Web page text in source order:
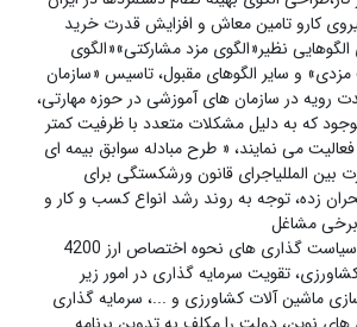
کارو تامین معاش و افزایش قدرت خرید
الگوهایی نظیر«الگوی مزد مشارکتی»«الگوی
و سایر الگوهای مقبول، تاسیس «سازمان
رویه در سازمان های آموزشی در حوزه مهارتی،
که به دلیل مشکلات متعدد با ظرفیت کمتر
می نمایند، « طرح مبادله سوابق بیمه ای
بین المللیاجرای قانون ورشکستگی برای
زده، توجه به روند رشد انواع کسب و کار و
برخی مشاغل
14. کشاورزی: تغییر سیاست گذاری های نحوه اختصاص ارز 4200
تقویت سرمایه گذاری در امور زیر
ماشین آلات کشاورزی و ...، سرمایه گذاری